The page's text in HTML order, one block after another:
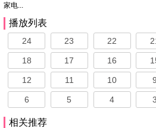
家电...
播放列表
24 23 22
18 17 16
12 11 10 9
6 5 4 3
相关推荐